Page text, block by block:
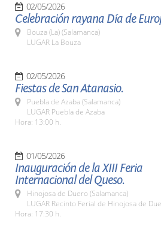
02/05/2026
Celebración rayana Día de
Bouza (La) (Salamanca)
LUGAR La Bouza
02/05/2026
Fiestas de San Atanasio.
Puebla de Azaba (Salamanca)
LUGAR Puebla de Azaba
Hora: 13:00 h.
01/05/2026
Inauguración de la XIII Feria
Internacional del Queso.
Hinojosa de Duero (Salamanca)
LUGAR Recinto Ferial de Hinojosa de
Hora: 17:30 h.